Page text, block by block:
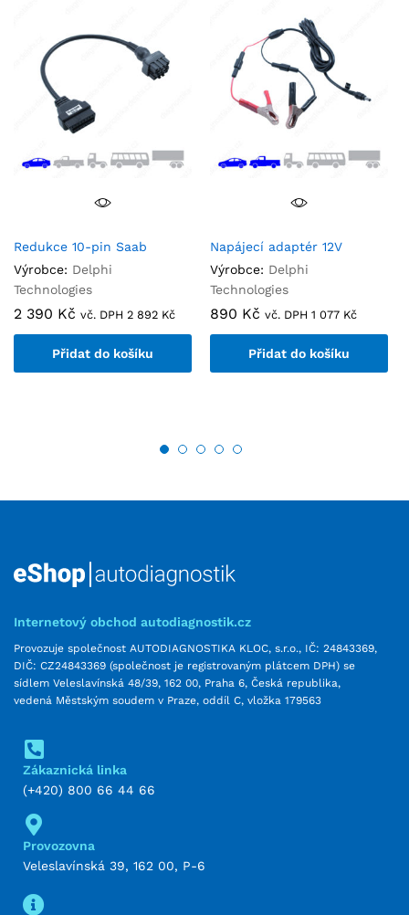
Redukce 10-pin Saab
Výrobce: Delphi
Technologies
2 390 Kč vč. DPH 2 892 Kč
Přidat do košíku
Napájecí adaptér 12V
Výrobce: Delphi
Technologies
890 Kč vč. DPH 1 077 Kč
Přidat do košíku
Internetový obchod autodiagnostik.cz
Provozuje společnost AUTODIAGNOSTIKA KLOC, s.r.o., IČ: 24843369,
DIČ: CZ24843369 (společnost je registrovaným plátcem DPH) se
sídlem Veleslavínská 48/39, 162 00, Praha 6, Česká republika,
vedená Městským soudem v Praze, oddíl C, vložka 179563
Zákaznická linka
(+420) 800 66 44 66
Provozovna
Veleslavínská 39, 162 00, P-6